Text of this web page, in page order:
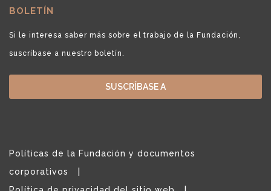
BOLETÍN
Si le interesa saber más sobre el trabajo de la Fundación,
suscríbase a nuestro boletín.
SUSCRÍBASE A
Políticas de la Fundación y documentos
corporativos